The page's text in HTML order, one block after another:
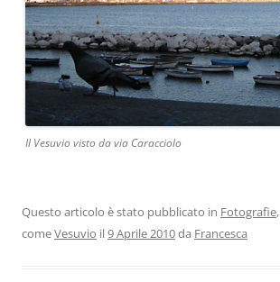
Il Vesuvio visto da via Caracciolo
Questo articolo è stato pubblicato in Fotografie,
comeVesuvio il9 Aprile 2010da Francesca